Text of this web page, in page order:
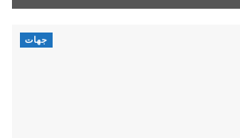
جهات